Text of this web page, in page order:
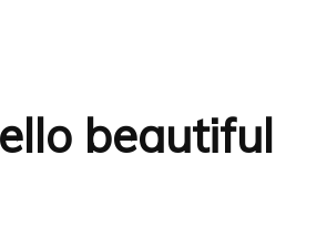
beautiful